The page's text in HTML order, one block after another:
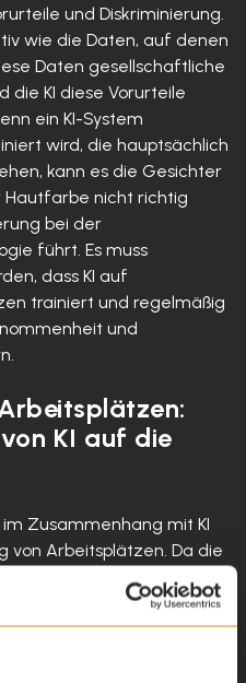
und Diskriminierung.
wie die Daten, auf denen
Daten gesellschaftliche
die KI diese Vorurteile
ein KI-System
wird, die hauptsächlich
kann es die Gesichter
Hautfarbe nicht richtig
bei der
führt. Es muss
dass KI auf
trainiert und regelmäßig
und
KI auf die
Zusammenhang mit KI
von Arbeitsplätzen. Da die
sie das Potenzial,
bestimmten Branchen zu
Folgen für